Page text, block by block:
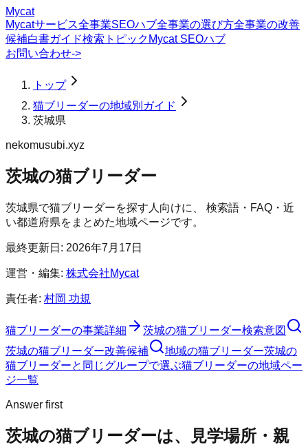
Mycat
Mycatサービス全事業SEOハブ全事業の選び方全事業の改善
候補白書ガイド検索トピック Mycat SEOハブ
お問い合わせ->
トップ
猫ブリーダーの地域別ガイド
茨城県
nekomusubi.xyz
茨城の猫ブリーダー
茨城県で猫ブリーダーを探す人向けに、 検索語・FAQ・近
い都道府県をまとめた地域ページです。
最終更新日: 2026年7月17日
運営・編集: 株式会社Mycat
責任者: 村岡 功規
猫ブリーダーの事業詳細
茨城の猫ブリーダー検索意図
茨城の猫ブリーダー改善候補
地域の猫ブリーダー茨城の
猫ブリーダーと同じグループで選ぶ猫ブリーダーの地域ペー
ジ一覧
Answer first
茨城の猫ブリーダーは、見学場所・親